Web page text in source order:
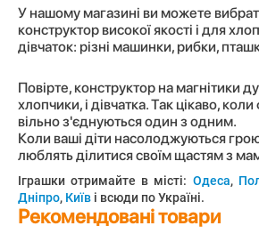
У нашому магазині ви можете
конструктор високої якості і для
дівчаток: різні машинки, рибки,
Повірте, конструктор на магнітики
хлопчики, і дівчатка. Так цікаво, коли
вільно з'єднуються один з одним.
Коли ваші діти насолоджуються
люблять ділитися своїм щастям з
Іграшки отримайте в місті: Одеса,
Дніпро, Київ і всюди по Україні.
Рекомендовані товари